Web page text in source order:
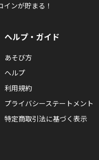
ンが貯まる！
ヘルプ・ガイド
あそび方
ヘルプ
利用規約
プライバシーステートメント
特定商取引法に基づく表示